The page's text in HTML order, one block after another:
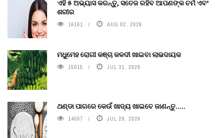
ଏହି ୫ ଅଭ୍ୟାସ କରନ୍ତୁ, ସତେଜ ରହିବ ଆପଣଙ୍କ ଚର୍ମ ଏବଂ
ଶରୀର
16161 AUG 02, 2026
ମଧୁମେହ ରୋଗୀ କଞ୍ଚା କଳଦୀ ଖାଇବା ଲାଭଦାୟକ
15015 JUL 31, 2026
ଥଣ୍ଡା ପାଗରେ କେଉଁ ଖାଦ୍ୟ ଖାଇବେ ଜାଣନ୍ତୁ.....
14507 JUL 28, 2026